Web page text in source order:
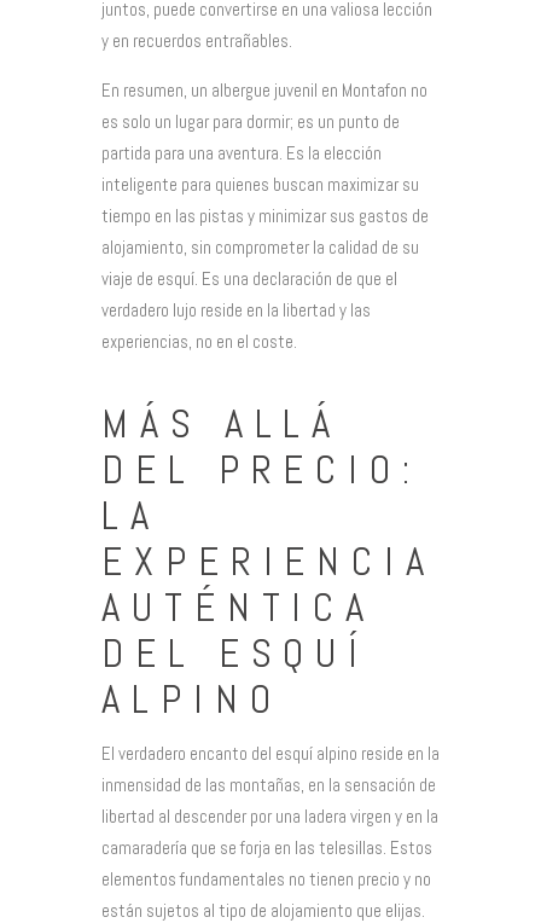
juntos, puede convertirse en una valiosa lección
y en recuerdos entrañables.
En resumen, un albergue juvenil en Montafon no
es solo un lugar para dormir; es un punto de
partida para una aventura. Es la elección
inteligente para quienes buscan maximizar su
tiempo en las pistas y minimizar sus gastos de
alojamiento, sin comprometer la calidad de su
viaje de esquí. Es una declaración de que el
verdadero lujo reside en la libertad y las
experiencias, no en el coste.
MÁS ALLÁ
DEL PRECIO:
LA
EXPERIENCIA
AUTÉNTICA
DEL ESQUÍ
ALPINO
El verdadero encanto del esquí alpino reside en la
inmensidad de las montañas, en la sensación de
libertad al descender por una ladera virgen y en la
camaradería que se forja en las telesillas. Estos
elementos fundamentales no tienen precio y no
están sujetos al tipo de alojamiento que elijas.